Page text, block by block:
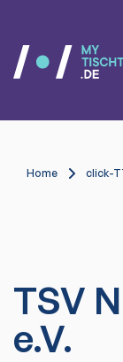
Home click-
TSV
e.V.